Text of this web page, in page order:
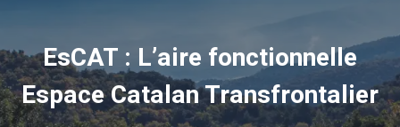
EsCAT : L’aire fonctionnelle
Espace Catalan Transfrontalier